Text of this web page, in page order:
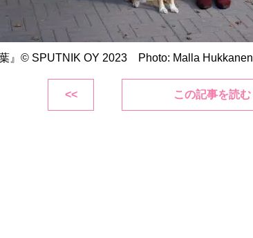
葉』© SPUTNIK OY 2023 Photo: Malla Hukkanen
<< この記事を読む